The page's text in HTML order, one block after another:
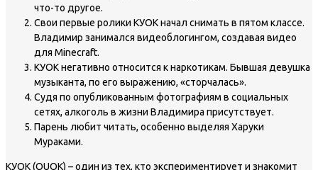
что-то другое.
Свои первые ролики КУОК начал снимать в пятом классе.
Владимир занимался видеоблогингом, создавая видео
для Minecraft.
КУОК негативно относится к наркотикам. Бывшая девушка
музыканта, по его выражению, «сторчалась».
Судя по опубликованным фотографиям в социальных
сетях, алкоголь в жизни Владимира присутствует.
Парень любит читать, особенно выделяя Харуки
Мураками.
КУОК (QUOK) – один из тех, кто экспериментирует и знакомит